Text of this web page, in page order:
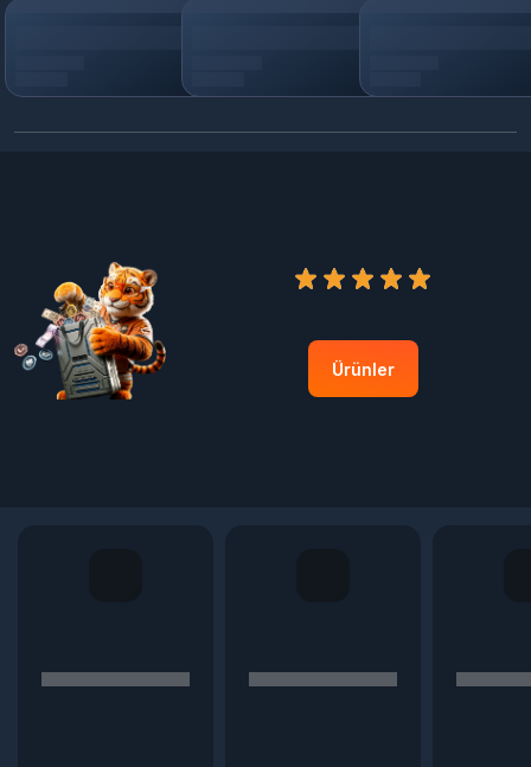
Ürünler